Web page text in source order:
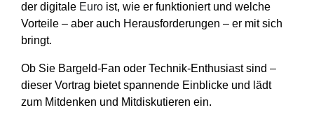
der digitale Euro ist, wie er funktioniert und welche
Vorteile – aber auch Herausforderungen – er mit sich
bringt.
Ob Sie Bargeld-Fan oder Technik-Enthusiast sind –
dieser Vortrag bietet spannende Einblicke und lädt
zum Mitdenken und Mitdiskutieren ein.